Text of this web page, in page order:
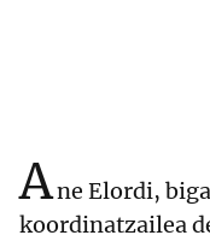
Ane Elordi,
koordinatzailea